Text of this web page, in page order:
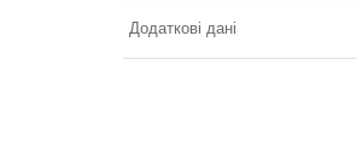
Додаткові дані